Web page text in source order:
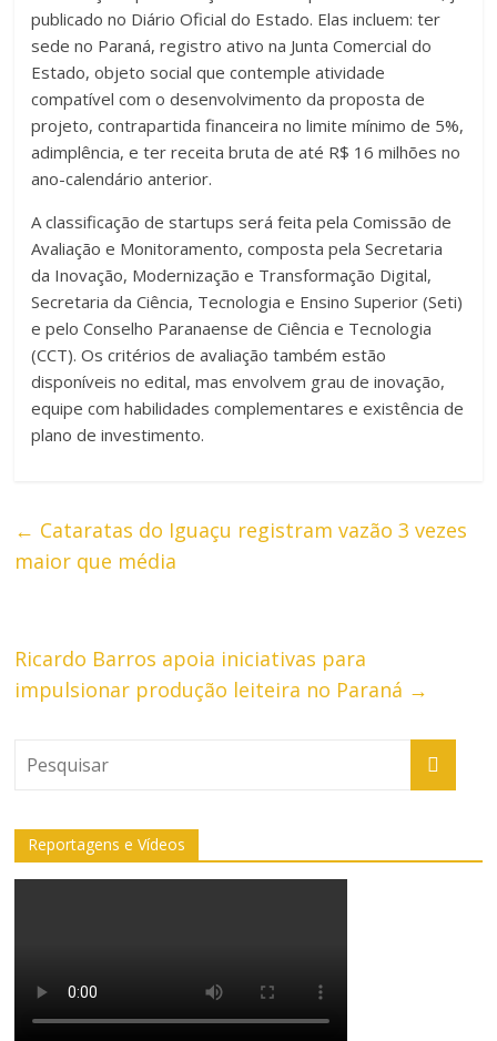
publicado no Diário Oficial do Estado. Elas incluem: ter
sede no Paraná, registro ativo na Junta Comercial do
Estado, objeto social que contemple atividade
compatível com o desenvolvimento da proposta de
projeto, contrapartida financeira no limite mínimo de 5%,
adimplência, e ter receita bruta de até R$ 16 milhões no
ano-calendário anterior.
A classificação de startups será feita pela Comissão de
Avaliação e Monitoramento, composta pela Secretaria
da Inovação, Modernização e Transformação Digital,
Secretaria da Ciência, Tecnologia e Ensino Superior (Seti)
e pelo Conselho Paranaense de Ciência e Tecnologia
(CCT). Os critérios de avaliação também estão
disponíveis no edital, mas envolvem grau de inovação,
equipe com habilidades complementares e existência de
plano de investimento.
← Cataratas do Iguaçu registram vazão 3 vezes
maior que média
Ricardo Barros apoia iniciativas para
impulsionar produção leiteira no Paraná →
Reportagens e Vídeos